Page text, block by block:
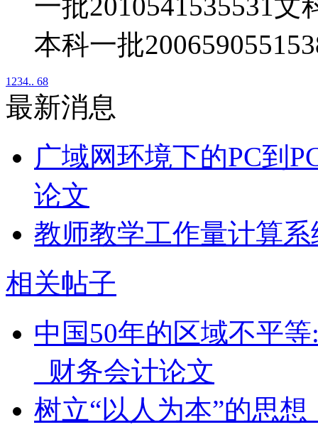
本科一批
1 234.. 68
最新消息
广域网环境下的PC到
论文
教师教学工作量计算
相关帖子
中国50年的区域不平
_财务会计论文
树立“以人为本”的思